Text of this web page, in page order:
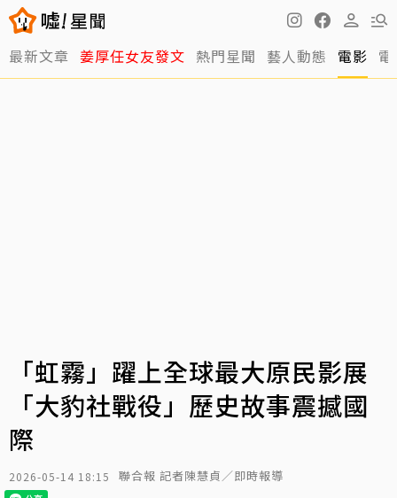
最新文章 姜厚任女友發文 熱門星聞 藝人動態 電影
「虹霧」躍上全球最大原民影展
「大豹社戰役」歷史故事震撼國
際
2026-05-14 18:15 聯合報 記者陳慧貞／即時報導